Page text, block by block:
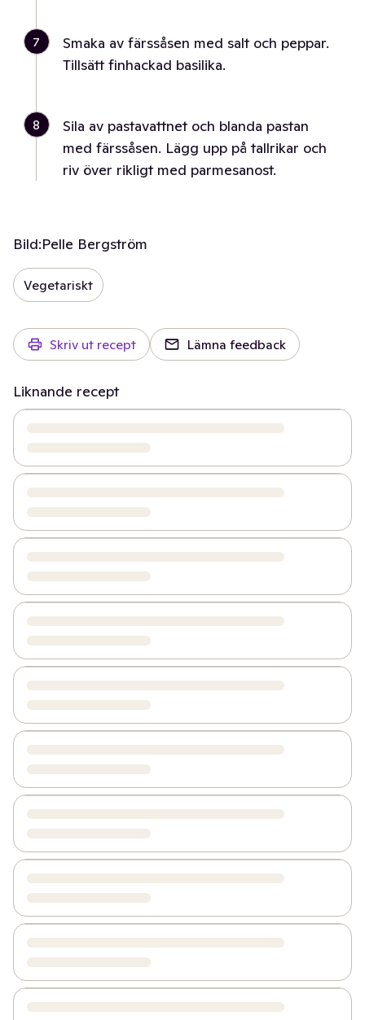
7
Smaka av färssåsen med salt och peppar.
Tillsätt finhackad basilika.
8
Sila av pastavattnet och blanda pastan
med färssåsen. Lägg upp på tallrikar och
riv över rikligt med parmesanost.
Bild:Pelle Bergström
Vegetariskt
Skriv ut recept Lämna feedback
Liknande recept